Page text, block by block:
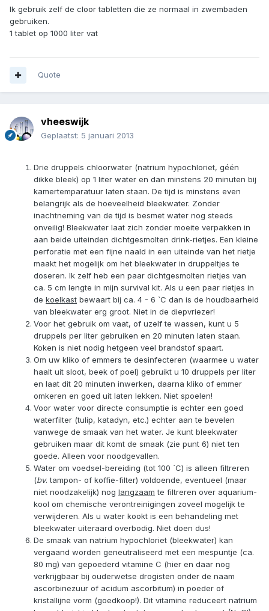
Ik gebruik zelf de cloor tabletten die ze normaal in zwembaden
gebruiken.
1 tablet op 1000 liter vat
Quote
vheeswijk
Geplaatst: 5 januari 2013
Drie druppels chloorwater (natrium hypochloriet, géén
dikke bleek) op 1 liter water en dan minstens 20 minuten bij
kamertemparatuur laten staan. De tijd is minstens even
belangrijk als de hoeveelheid bleekwater. Zonder
inachtneming van de tijd is besmet water nog steeds
onveilig! Bleekwater laat zich zonder moeite verpakken in
aan beide uiteinden dichtgesmolten drink-rietjes. Een kleine
perforatie met een fijne naald in een uiteinde van het rietje
maakt het mogelijk om het bleekwater in druppeltjes te
doseren. Ik zelf heb een paar dichtgesmolten rietjes van
ca. 5 cm lengte in mijn survival kit. Als u een paar rietjes in
de koelkast bewaart bij ca. 4 - 6 `C dan is de houdbaarheid
van bleekwater erg groot. Niet in de diepvriezer!
Voor het gebruik om vaat, of uzelf te wassen, kunt u 5
druppels per liter gebruiken en 20 minuten laten staan.
Koken is niet nodig hetgeen veel brandstof spaart.
Om uw kliko of emmers te desinfecteren (waarmee u water
haalt uit sloot, beek of poel) gebruikt u 10 druppels per liter
en laat dit 20 minuten inwerken, daarna kliko of emmer
omkeren en goed uit laten lekken. Niet spoelen!
Voor water voor directe consumptie is echter een goed
waterfilter (tulip, katadyn, etc.) echter aan te bevelen
vanwege de smaak van het water. Je kunt bleekwater
gebruiken maar dit komt de smaak (zie punt 6) niet ten
goede. Alleen voor noodgevallen.
Water om voedsel-bereiding (tot 100 `C) is alleen filtreren
(bv. tampon- of koffie-filter) voldoende, eventueel (maar
niet noodzakelijk) nog langzaam te filtreren over aquarium-
kool om chemische verontreinigingen zoveel mogelijk te
verwijderen. Als u water kookt is een behandeling met
bleekwater uiteraard overbodig. Niet doen dus!
De smaak van natrium hypochloriet (bleekwater) kan
vergaand worden geneutraliseerd met een mespuntje (ca.
80 mg) van gepoederd vitamine C (hier en daar nog
verkrijgbaar bij ouderwetse drogisten onder de naam
ascorbinezuur of acidum ascorbitum) in poeder of
kristallijne vorm (goedkoop!). Dit vitamine reduceert natrium